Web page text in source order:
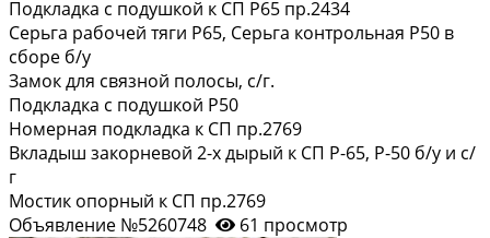
Подкладка с подушкой к СП Р65 пр.2434
Серьга рабочей тяги Р65, Серьга контрольная Р50 в
сборе б/у
Замок для связной полосы, с/г.
Подкладка с подушкой Р50
Номерная подкладка к СП пр.2769
Вкладыш закорневой 2-х дырый к СП Р-65, Р-50 б/у и с/
г
Мостик опорный к СП пр.2769
Объявление №5260748
61 просмотр